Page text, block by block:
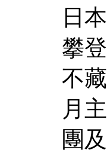
日
攀
不
月
團